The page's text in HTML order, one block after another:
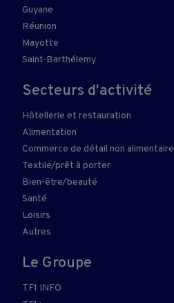
Guyane
Réunion
Mayotte
Saint-Barthélemy
Secteurs d'activité
Hôtellerie et restauration
Alimentation
Commerce de détail non alimentaire
Textile/prêt à porter
Bien-être/beauté
Santé
Loisirs
Autres
Le Groupe
TF1 INFO